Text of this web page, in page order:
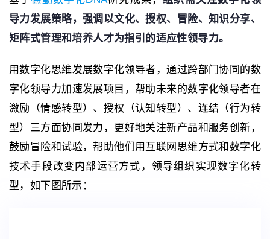
导力发展策略，强调以文化、授权、冒险、知识分享、
矩阵式管理和培养人才为指引的适应性领导力。
用数字化思维发展数字化领导者，通过跨部门协同的数
字化领导力加速发展项目，帮助未来的数字化领导者在
激励（情感转型）、授权（认知转型）、连结（行为转
型）三方面协同发力，更好地关注新产品和服务创新，
鼓励冒险和试验，帮助他们用互联网思维方式和数字化
技术手段改变内部运营方式，领导组织实现数字化转
型，如下图所示：